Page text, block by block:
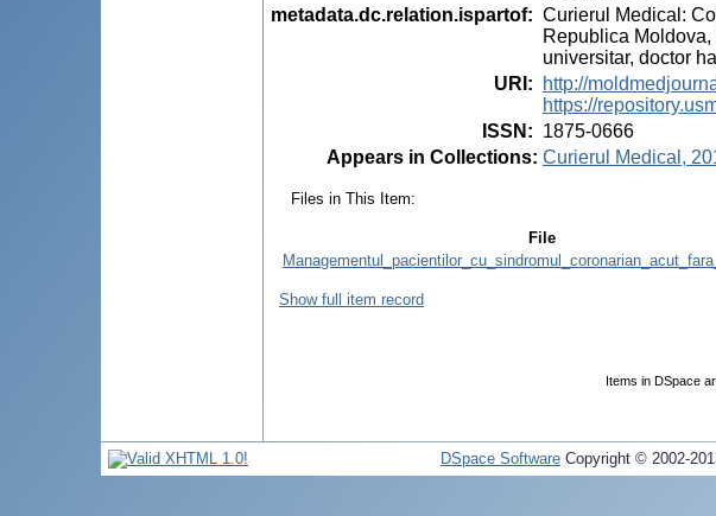
metadata.dc.relation.ispartof: Curierul Medical:
Republica
universitar, doctor
URI :
http://
https://
ISSN : 1875-0666
Appears in Collections: Curierul Medical,
Files in This Item:
File
Show full item record
Items in DSpace
DSpace Software Copyright © 2002-